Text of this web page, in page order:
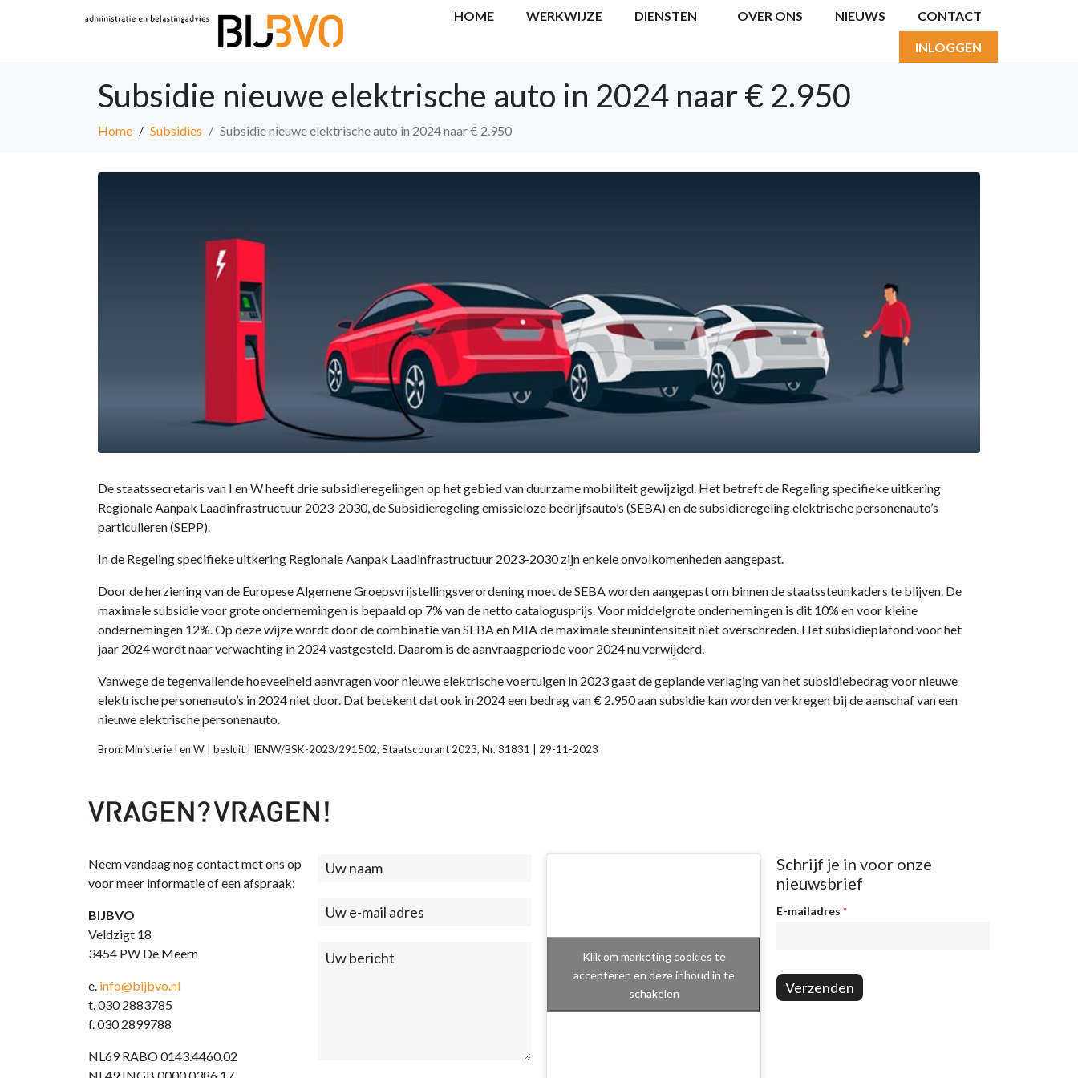
HOME WERKWIJZE DIENSTEN OVER ONS NIEUWS CONTACT
INLOGGEN
Subsidie nieuwe elektrische auto in 2024 naar € 2.950
Home Subsidies Subsidie nieuwe elektrische auto in 2024 naar € 2.950
De staatssecretaris van I en W heeft drie subsidieregelingen op het gebied van duurzame mobiliteit gewijzigd. Het betreft de Regeling specifieke uitkering
Regionale Aanpak Laadinfrastructuur 2023-2030, de Subsidieregeling emissieloze bedrijfsauto’s (SEBA) en de subsidieregeling elektrische personenauto’s
particulieren (SEPP).
In de Regeling specifieke uitkering Regionale Aanpak Laadinfrastructuur 2023-2030 zijn enkele onvolkomenheden aangepast.
Door de herziening van de Europese Algemene Groepsvrijstellingsverordening moet de SEBA worden aangepast om binnen de staatssteunkaders te blijven. De
maximale subsidie voor grote ondernemingen is bepaald op 7% van de netto catalogusprijs. Voor middelgrote ondernemingen is dit 10% en voor kleine
ondernemingen 12%. Op deze wijze wordt door de combinatie van SEBA en MIA de maximale steunintensiteit niet overschreden. Het subsidieplafond voor het
jaar 2024 wordt naar verwachting in 2024 vastgesteld. Daarom is de aanvraagperiode voor 2024 nu verwijderd.
Vanwege de tegenvallende hoeveelheid aanvragen voor nieuwe elektrische voertuigen in 2023 gaat de geplande verlaging van het subsidiebedrag voor nieuwe
elektrische personenauto’s in 2024 niet door. Dat betekent dat ook in 2024 een bedrag van € 2.950 aan subsidie kan worden verkregen bij de aanschaf van een
nieuwe elektrische personenauto.
Bron: Ministerie I en W | besluit | IENW/BSK-2023/291502, Staatscourant 2023, Nr. 31831 | 29-11-2023
Neem vandaag nog contact met ons op
voor meer informatie of een afspraak:
BIJBVO
Veldzigt 18
3454 PW De Meern
e. info@bijbvo.nl
t. 030 2883785
f. 030 2899788
NL69 RABO 0143.4460.02
Contact
Klik om marketing cookies te
accepteren en deze inhoud in te
schakelen
Schrijf je in voor onze
nieuwsbrief
Nieuwsbrief
E-mailadres *
Verzenden